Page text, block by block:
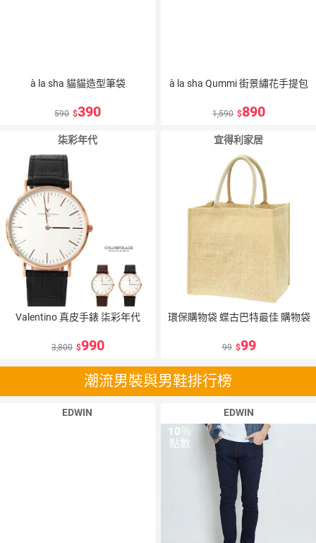
à la sha 貓貓造型筆袋
590 390
à la sha Qummi 街景繡花手提包
1,590 890
柒彩年代
Valentino 真皮手錶 柒彩年代
3,800 990
宜得利家居
環保購物袋 蝶古巴特最佳 購物袋
99 99
潮流男裝與男鞋排行榜
EDWIN EDWIN
10％
點數